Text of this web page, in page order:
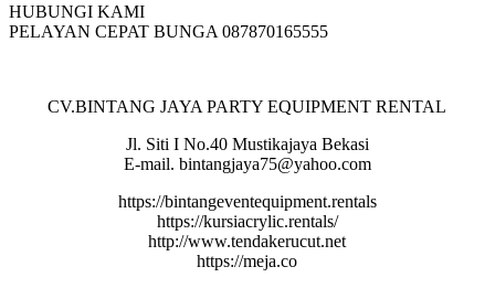
HUBUNGI KAMI
PELAYAN CEPAT BUNGA 087870165555
CV.BINTANG JAYA PARTY EQUIPMENT RENTAL
Jl. Siti I No.40 Mustikajaya Bekasi
E-mail. bintangjaya75@yahoo.com
https://bintangeventequipment.rentals
https://kursiacrylic.rentals/
http://www.tendakerucut.net
https://meja.co